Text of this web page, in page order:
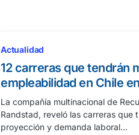
Actualidad
12 carreras que tendrán
empleabilidad en Chile
La compañía multinacional de
Randstad, reveló las carreras que
proyección y demanda laboral…